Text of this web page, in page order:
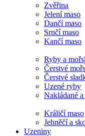
Zvěřina
Jelení maso
Dančí maso
Srnčí maso
Kančí maso
Ryby a
Čerstvé
Čerstvé
Uzené ryby
Nakládané
Králičí maso
Jehněčí a
Uzeniny